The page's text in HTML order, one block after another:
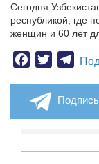
Сегодня
республикой, где
женщин и 60 лет
Facebook
Twitter